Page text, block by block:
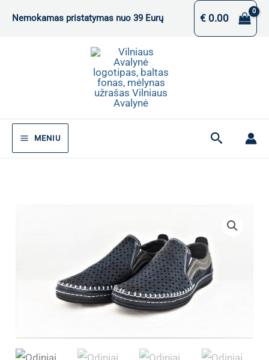
Nemokamas pristatymas nuo 39 Eurų €0.00
MENIU Paieška